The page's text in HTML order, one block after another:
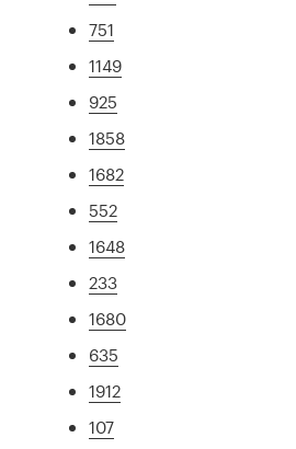
751
1149
925
1858
1682
552
1648
233
1680
635
1912
107